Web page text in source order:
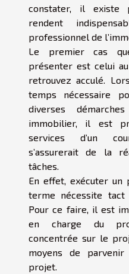
constater, il existe
rendent
professionnel de
Le premier cas
présenter est celui
retrouvez acculé.
temps nécessaire
diverses
immobilier, il est
services d’un
s’assurerait de la
tâches.
En effet, exécuter un
terme nécessite tact
Pour ce faire, il est
en charge du
concentrée sur le
moyens de
projet.